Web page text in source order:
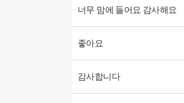
너무 맘에 들어요 감사해요
좋아요
감사합니다